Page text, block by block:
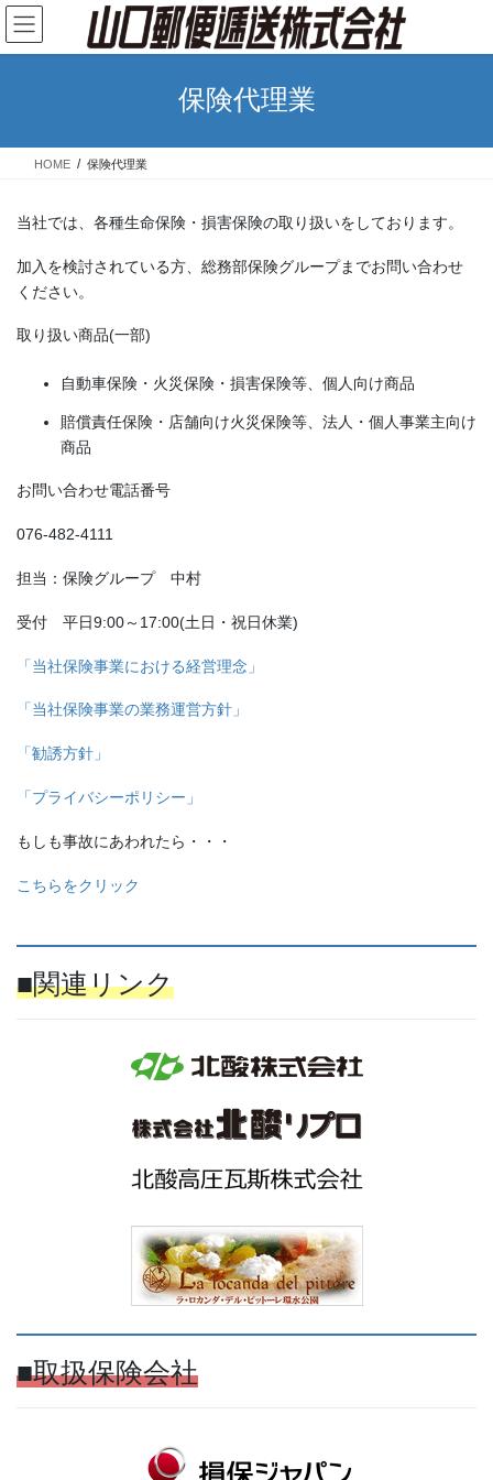
コ
ン
テ
ス
ナ
ビ
ゲ
ン
保険代理業
HOME 保険代理業
当社では、各種生命保険・損害保険の取り扱いをしております。
加入を検討されている方、総務部保険グループまでお問い合わせ
ください。
取り扱い商品(一部)
自動車保険・火災保険・損害保険等、個人向け商品
賠償責任保険・店舗向け火災保険等、法人・個人事業主向け
商品
お問い合わせ電話番号
076-482-4111
担当：保険グループ 中村
受付 平日9:00～17:00(土日・祝日休業)
「当社保険事業における経営理念」
「当社保険事業の業務運営方針」
「勧誘方針」
「プライバシーポリシー」
もしも事故にあわれたら・・・
こちらをクリック
■関連リンク
■取扱保険会社